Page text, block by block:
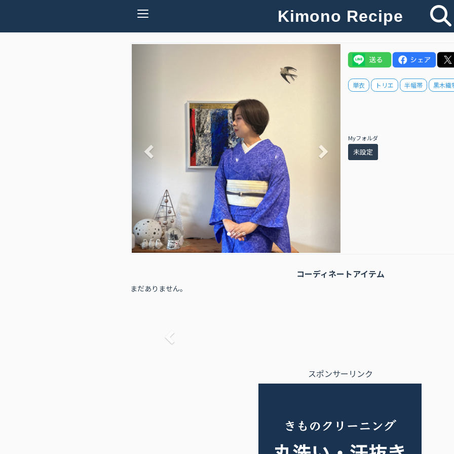
Kimono Recipe
単衣 トリエ 半幅帯 黒木織
Myフォルダ
未設定
コーディネートアイテム
まだありません。
スポンサーリンク